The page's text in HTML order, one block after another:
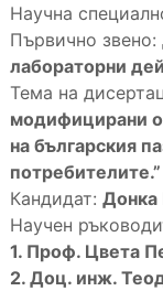
Научна
Първично звено:
лабораторни
Тема на
модифицирани
на българския
потребителите.”
Кандидат: Донка
Научен
1. Проф. Цвета
2. Доц. инж.